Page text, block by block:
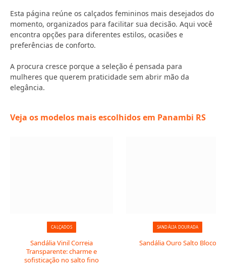
Esta página reúne os calçados femininos mais desejados do
momento, organizados para facilitar sua decisão. Aqui você
encontra opções para diferentes estilos, ocasiões e
preferências de conforto.
A procura cresce porque a seleção é pensada para
mulheres que querem praticidade sem abrir mão da
elegância.
Veja os modelos mais escolhidos em Panambi RS
CALÇADOS
Sandália Vinil Correia
Transparente: charme e
sofisticação no salto fino
SANDÁLIA DOURADA
Sandália Ouro Salto Bloco